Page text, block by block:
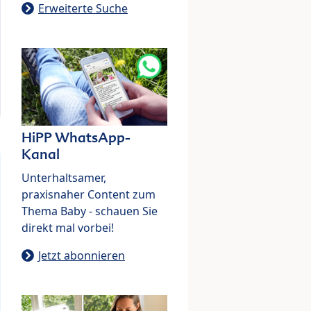
Erweiterte Suche
HiPP WhatsApp-
Kanal
Unterhaltsamer,
praxisnaher Content zum
Thema Baby - schauen Sie
direkt mal vorbei!
Jetzt abonnieren